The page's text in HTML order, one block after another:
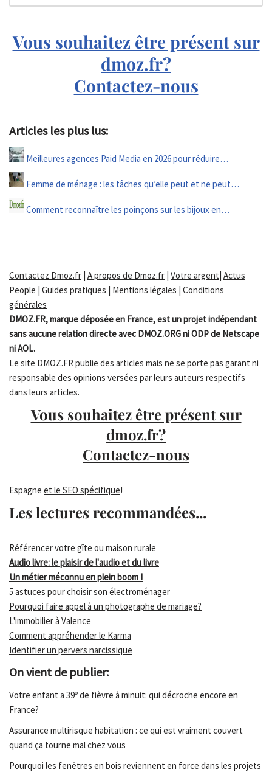
Vous souhaitez être présent sur
dmoz.fr?
Contactez-nous
Articles les plus lus:
Meilleures agences Paid Media en 2026 pour réduire…
Femme de ménage : les tâches qu’elle peut et ne peut…
Comment reconnaître les poinçons sur les bijoux en…
Contactez Dmoz.fr | A propos de Dmoz.fr | Votre argent| Actus
People | Guides pratiques | Mentions légales | Conditions
générales
DMOZ.FR, marque déposée en France, est un projet indépendant
sans aucune relation directe avec DMOZ.ORG ni ODP de Netscape
ni AOL.
Le site DMOZ.FR publie des articles mais ne se porte pas garant ni
responsable des opinions versées par leurs auteurs respectifs
dans leurs articles.
Vous souhaitez être présent sur
dmoz.fr?
Contactez-nous
Espagne et le SEO spécifique!
Les lectures recommandées...
Référencer votre gîte ou maison rurale
Audio livre: le plaisir de l'audio et du livre
Un métier méconnu en plein boom !
5 astuces pour choisir son électroménager
Pourquoi faire appel à un photographe de mariage?
L'immobilier à Valence
Comment appréhender le Karma
Identifier un pervers narcissique
On vient de publier:
Votre enfant a 39º de fièvre à minuit: qui décroche encore en
France?
Assurance multirisque habitation : ce qui est vraiment couvert
quand ça tourne mal chez vous
Pourquoi les fenêtres en bois reviennent en force dans les projets